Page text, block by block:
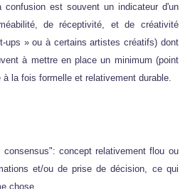
est souvent un indicateur d'un
de réceptivité, et de créativité
ups » ou à certains artistes créatifs) dont
à mettre en place un minimum (point
la fois formelle et relativement durable.
concept relativement flou ou
et/ou de prise de décision, ce qui
chose.